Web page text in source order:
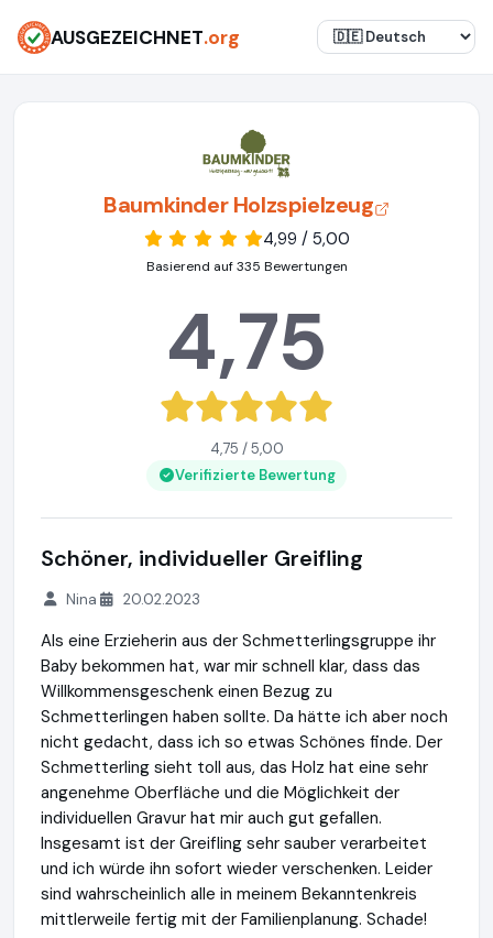
AUSGEZEICHNET.org
Baumkinder Holzspielzeug
4,99 / 5,00
Basierend auf 335 Bewertungen
4,75
4,75 / 5,00
Verifizierte Bewertung
Schöner, individueller Greifling
Nina 20.02.2023
Als eine Erzieherin aus der Schmetterlingsgruppe ihr
Baby bekommen hat, war mir schnell klar, dass das
Willkommensgeschenk einen Bezug zu
Schmetterlingen haben sollte. Da hätte ich aber noch
nicht gedacht, dass ich so etwas Schönes finde. Der
Schmetterling sieht toll aus, das Holz hat eine sehr
angenehme Oberfläche und die Möglichkeit der
individuellen Gravur hat mir auch gut gefallen.
Insgesamt ist der Greifling sehr sauber verarbeitet
und ich würde ihn sofort wieder verschenken. Leider
sind wahrscheinlich alle in meinem Bekanntenkreis
mittlerweile fertig mit der Familienplanung. Schade!